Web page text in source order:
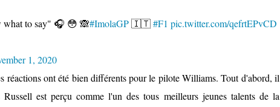
what to say" 🎧 😳 🙈#ImolaGP🇮🇹#F1 pic.twitter.com/qefrtEPvCD
1, 2020
réactions ont été bien différents pour le pilote Williams. Tout d'abord, il
est perçu comme l'un des tous meilleurs jeunes talents de la